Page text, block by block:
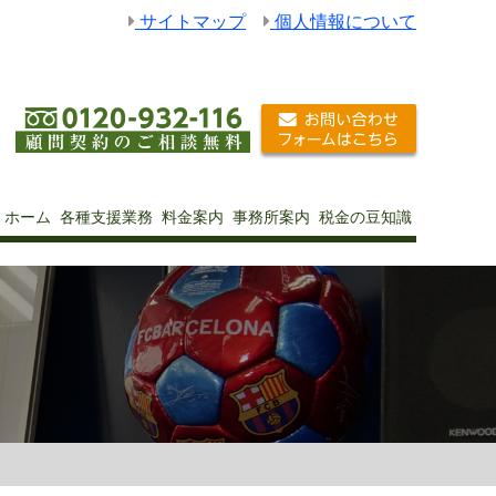
サイトマップ 個人情報について
ホーム 各種支援業務 料金案内 事務所案内 税金の豆知識